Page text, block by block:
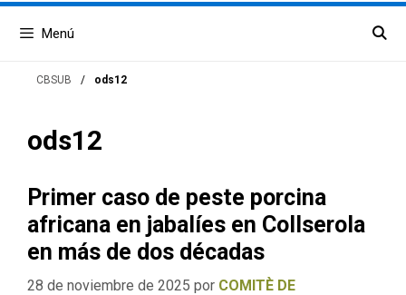
Menú
CBSUB / ods12
ods12
Primer caso de peste porcina
africana en jabalíes en Collserola
en más de dos décadas
28 de noviembre de 2025 por COMITÈ DE